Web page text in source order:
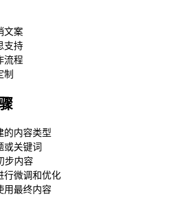
文案
支持
流程
制
的内容类型
或关键词
步内容
行微调和优化
用最终内容